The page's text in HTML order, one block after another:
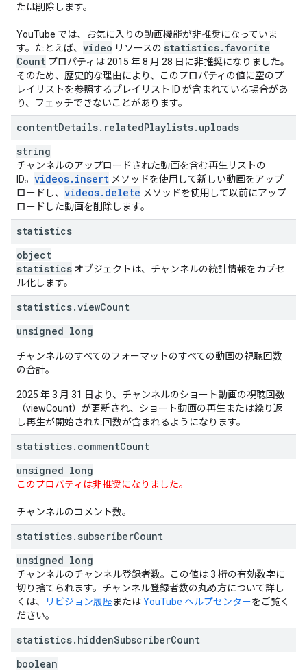
たは削除します。
YouTube では、お気に入りの動画機能が非推奨になっていま
す。たとえば、 video リソースの statistics. favorite
Count プロパティは 2015 年 8 月 28 日に非推奨になりました。
そのため、歴史的な理由により、このプロパティの値に空のプ
レイリストを参照するプレイリスト ID が含まれている場合があ
り、フェッチできないことがあります。
contentDetails. relatedPlaylists. uploads
string
チャンネルのアップロードされた動画を含む再生リストの
ID。 videos. insert メソッドを使用して新しい動画をアップ
ロードし、 videos. delete メソッドを使用して以前にアップ
ロードした動画を削除します。
statistics
object
statistics オブジェクトは、チャンネルの統計情報をカプセ
ル化します。
statistics.viewCount
unsigned long
チャンネルのすべてのフォーマットのすべての動画の視聴回数
の合計。
2025 年 3 月 31 日より、チャンネルのショート動画の視聴回数
（viewCount）が更新され、ショート動画の再生または繰り返
し再生が開始された回数が含まれるようになります。
statistics. commentCount
unsigned long
このプロパティは非推奨になりました。
チャンネルのコメント数。
statistics. subscriberCount
unsigned long
チャンネルのチャンネル登録者数。この値は 3 桁の有効数字に
切り捨てられます。チャンネル登録者数の丸め方について詳し
くは、
リビジョン履歴またはYouTube ヘルプセンターをご覧く
ださい。
statistics. hiddenSubscriberCount
boolean